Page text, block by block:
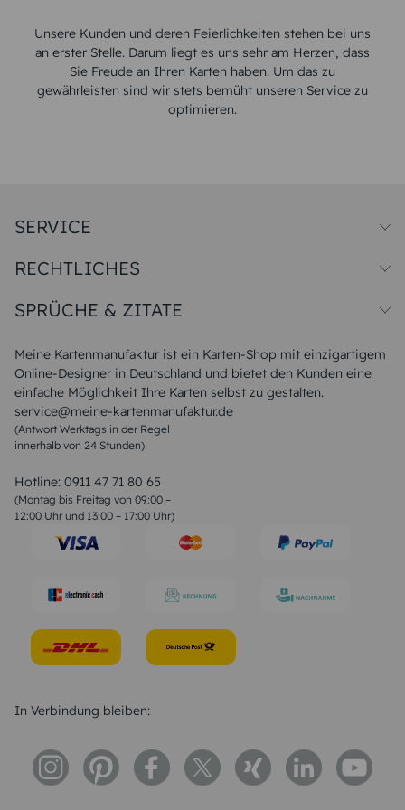
Unsere Kunden und deren Feierlichkeiten stehen bei uns
an erster Stelle. Darum liegt es uns sehr am Herzen, dass
Sie Freude an Ihren Karten haben. Um das zu
gewährleisten sind wir stets bemüht unseren Service zu
optimieren.
Meine Kartenmanufaktur ist ein Karten-Shop mit einzigartigem
Online-Designer in Deutschland und bietet den Kunden eine
einfache Möglichkeit Ihre Karten selbst zu gestalten.
service@meine-kartenmanufaktur.de
(Antwort Werktags in der Regel
innerhalb von 24 Stunden)
Hotline: 0911 47 71 80 65
(Montag bis Freitag von 09:00 –
12:00 Uhr und 13:00 – 17:00 Uhr)
SERVICE
Papiersorten
Unsere Produktion
Magazin
FAQ
RECHTLICHES
Widerrufsbelehrung
SPRÜCHE & ZITATE
Liebeskummer Sprüche
Sommer Sprüche
Muttertagssprüche
Sprüche zur Hochzeit
Sprüche zur Konfirmation & Kommunion
Weihnachtsgedichte
Liebessprüche
Geburtstagssprüche
Trauersprüche
Konfirmation Glückwünsche
In Verbindung bleiben: